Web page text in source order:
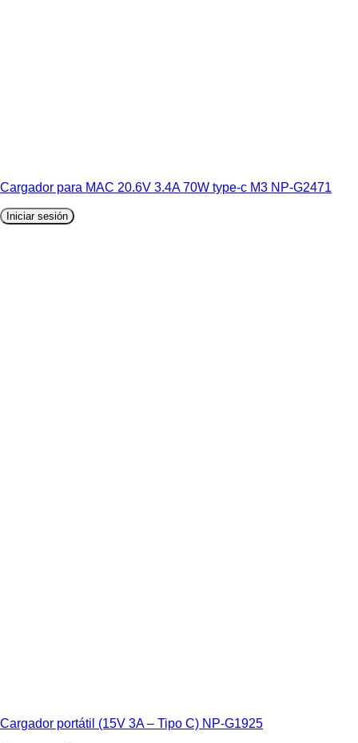
Cargador para MAC 20.6V 3.4A 70W type-c M3 NP-G2471
Iniciar sesión
Cargador portátil (15V 3A – Tipo C) NP-G1925